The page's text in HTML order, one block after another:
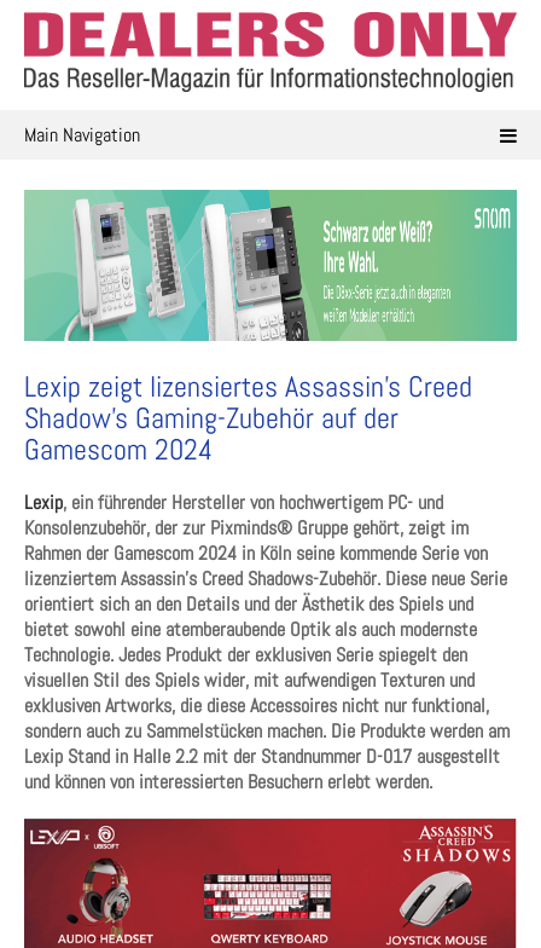
Skip
content
Main Navigation
Lexip zeigt lizensiertes Assassin’s Creed
Shadow’s Gaming-Zubehör auf der
Gamescom 2024
Lexip, ein führender Hersteller von hochwertigem PC- und
Konsolenzubehör, der zur Pixminds® Gruppe gehört, zeigt im
Rahmen der Gamescom 2024 in Köln seine kommende Serie von
lizenziertem Assassin’s Creed Shadows-Zubehör. Diese neue Serie
orientiert sich an den Details und der Ästhetik des Spiels und
bietet sowohl eine atemberaubende Optik als auch modernste
Technologie. Jedes Produkt der exklusiven Serie spiegelt den
visuellen Stil des Spiels wider, mit aufwendigen Texturen und
exklusiven Artworks, die diese Accessoires nicht nur funktional,
sondern auch zu Sammelstücken machen. Die Produkte werden am
Lexip Stand in Halle 2.2 mit der Standnummer D-017 ausgestellt
und können von interessierten Besuchern erlebt werden.